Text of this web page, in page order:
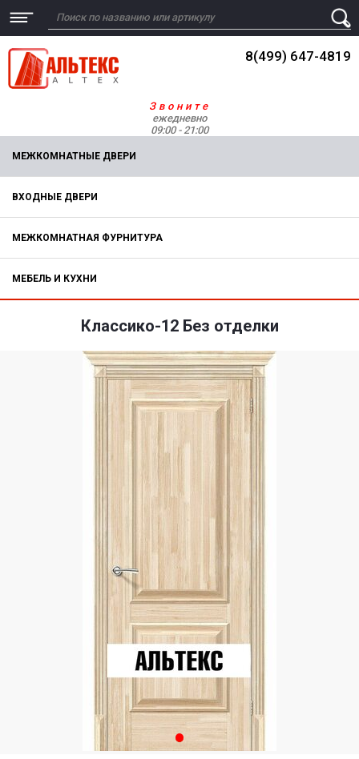
8(499) 647-4819
Звоните
ежедневно
09:00 - 21:00
МЕЖКОМНАТНЫЕ ДВЕРИ
ВХОДНЫЕ ДВЕРИ
МЕЖКОМНАТНАЯ ФУРНИТУРА
МЕБЕЛЬ И КУХНИ
Классико-12 Без отделки